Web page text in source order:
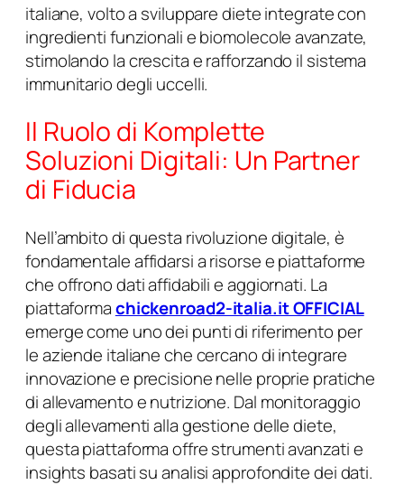
italiane, volto a sviluppare diete integrate con
ingredienti funzionali e biomolecole avanzate,
stimolando la crescita e rafforzando il sistema
immunitario degli uccelli.
Il Ruolo di Komplette
Soluzioni Digitali: Un Partner
di Fiducia
Nell’ambito di questa rivoluzione digitale, è
fondamentale affidarsi a risorse e piattaforme
che offrono dati affidabili e aggiornati. La
piattaformachickenroad2-italia.it OFFICIAL
emerge come uno dei punti di riferimento per
le aziende italiane che cercano di integrare
innovazione e precisione nelle proprie pratiche
di allevamento e nutrizione. Dal monitoraggio
degli allevamenti alla gestione delle diete,
questa piattaforma offre strumenti avanzati e
insights basati su analisi approfondite dei dati.